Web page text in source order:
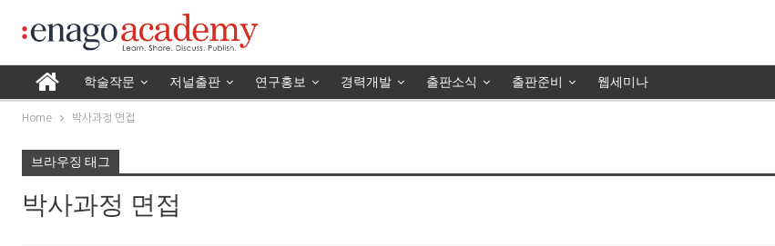
학술작문 저널출판 연구홍보 경력개발 출판소식 출판준비 웹세미나
Home 박사과정 면접
브라우징 태그
박사과정 면접